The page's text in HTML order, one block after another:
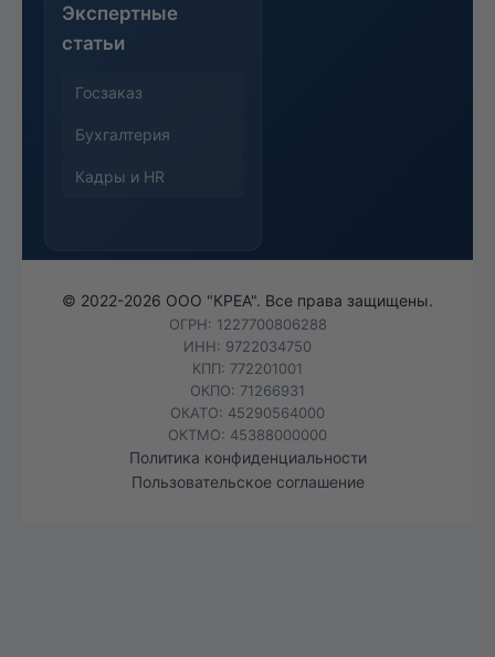
Экспертные
статьи
Госзаказ
Бухгалтерия
Кадры и HR
© 2022-2026 ООО "КРЕА". Все права защищены.
ОГРН: 1227700806288
ИНН: 9722034750
КПП: 772201001
ОКПО: 71266931
ОКАТО: 45290564000
ОКТМО: 45388000000
Политика конфиденциальности
Пользовательское соглашение